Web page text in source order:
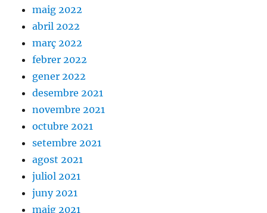
maig 2022
abril 2022
març 2022
febrer 2022
gener 2022
desembre 2021
novembre 2021
octubre 2021
setembre 2021
agost 2021
juliol 2021
juny 2021
maig 2021